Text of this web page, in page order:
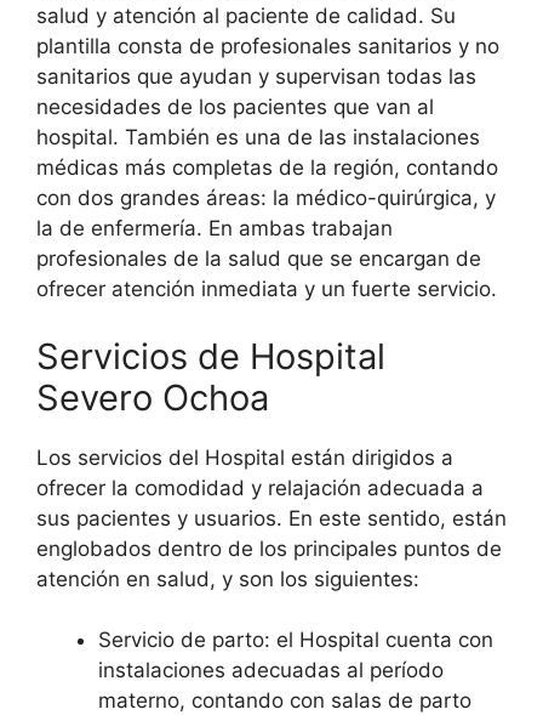
salud y atención al paciente de calidad. Su
plantilla consta de profesionales sanitarios y no
sanitarios que ayudan y supervisan todas las
necesidades de los pacientes que van al
hospital. También es una de las instalaciones
médicas más completas de la región, contando
con dos grandes áreas: la médico-quirúrgica, y
la de enfermería. En ambas trabajan
profesionales de la salud que se encargan de
ofrecer atención inmediata y un fuerte servicio.
Servicios de Hospital
Severo Ochoa
Los servicios del Hospital están dirigidos a
ofrecer la comodidad y relajación adecuada a
sus pacientes y usuarios. En este sentido, están
englobados dentro de los principales puntos de
atención en salud, y son los siguientes:
Servicio de parto: el Hospital cuenta con
instalaciones adecuadas al período
materno, contando con salas de parto